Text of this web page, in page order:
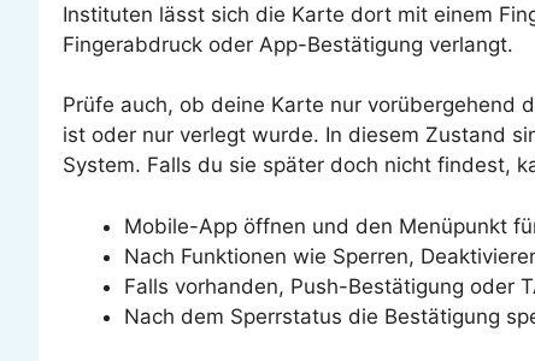
Instituten lässt sich die Karte dort mit einem
Fingerabdruck oder App-Bestätigung verlangt.
Prüfe auch, ob deine Karte nur vorübergehend
ist oder nur verlegt wurde. In diesem Zustand
System. Falls du sie später doch nicht findest,
Mobile-App öffnen und den Menüpunkt
Nach Funktionen wie Sperren,
Falls vorhanden, Push-Bestätigung oder
Nach dem Sperrstatus die Bestätigung